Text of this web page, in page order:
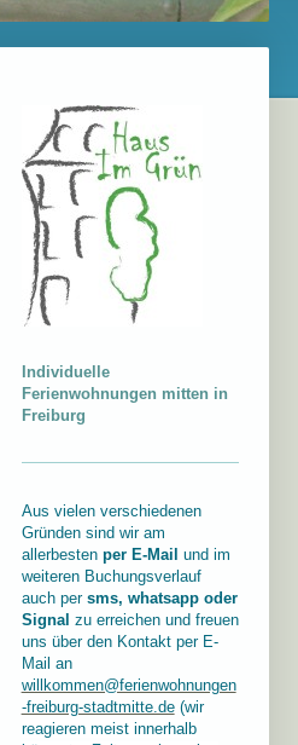
Individuelle
Ferienwohnungen mitten in
Freiburg
Aus vielen verschiedenen
Gründen sind wir am
allerbesten per E-Mail und im
weiteren Buchungsverlauf
auch per sms, whatsapp oder
Signal zu erreichen und freuen
uns über den Kontakt per E-
Mail an
willkommen@ferienwohnungen
-freiburg-stadtmitte.de (wir
reagieren meist innerhalb